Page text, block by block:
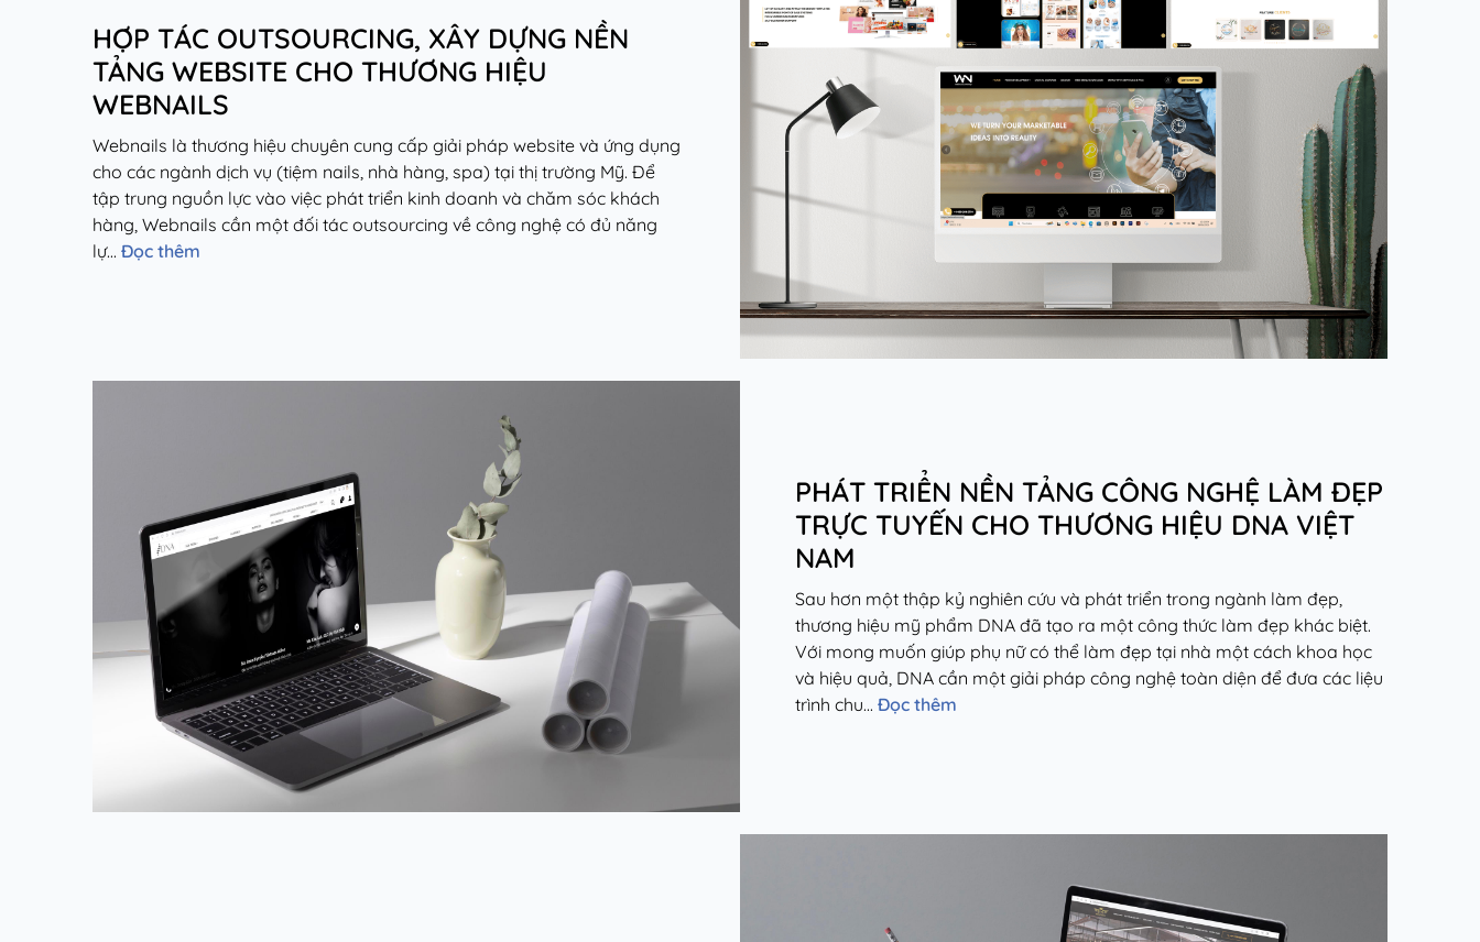
HỢP TÁC OUTSOURCING, XÂY DỰNG NỀN
TẢNG WEBSITE CHO THƯƠNG HIỆU
WEBNAILS
Webnails là thương hiệu chuyên cung cấp giải pháp website và ứng dụng
cho các ngành dịch vụ (tiệm nails, nhà hàng, spa) tại thị trường Mỹ. Để
tập trung nguồn lực vào việc phát triển kinh doanh và chăm sóc khách
hàng, Webnails cần một đối tác outsourcing về công nghệ có đủ năng
lự... Đọc thêm
PHÁT TRIỂN NỀN TẢNG CÔNG NGHỆ LÀM ĐẸP
TRỰC TUYẾN CHO THƯƠNG HIỆU DNA VIỆT
NAM
Sau hơn một thập kỷ nghiên cứu và phát triển trong ngành làm đẹp,
thương hiệu mỹ phẩm DNA đã tạo ra một công thức làm đẹp khác biệt.
Với mong muốn giúp phụ nữ có thể làm đẹp tại nhà một cách khoa học
và hiệu quả, DNA cần một giải pháp công nghệ toàn diện để đưa các liệu
trình chu... Đọc thêm